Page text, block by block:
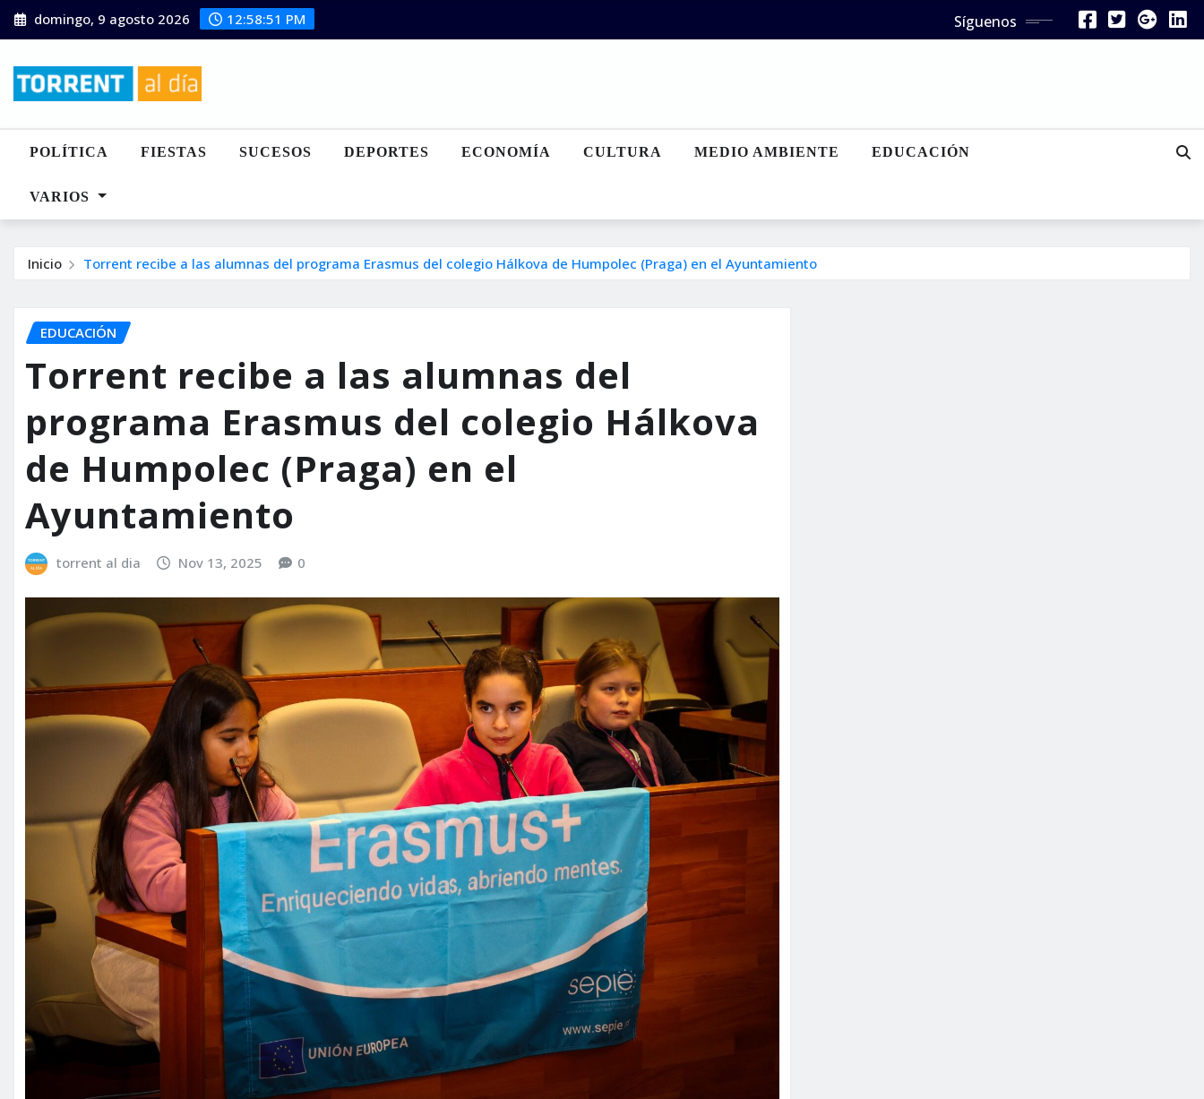
Saltar
al
domingo, 9 agosto 2026 12:58:53 PM Síguenos
POLÍTICA FIESTAS SUCESOS DEPORTES ECONOMÍA CULTURA MEDIO AMBIENTE EDUCACIÓN
VARIOS
Inicio Torrent recibe a las alumnas del programa Erasmus del colegio Hálkova de Humpolec (Praga) en el Ayuntamiento
EDUCACIÓN
Torrent recibe a las alumnas del
programa Erasmus del colegio Hálkova
de Humpolec (Praga) en el
Ayuntamiento
torrent al dia Nov 13, 2025 0